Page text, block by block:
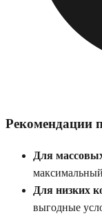
Рекомендации
Для
Для низких
выгодные